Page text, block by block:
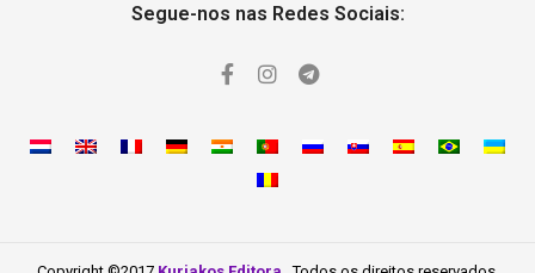
Segue-nos nas Redes Sociais: